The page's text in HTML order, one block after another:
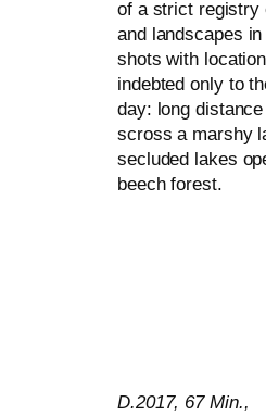
of a strict regis­try
and land­scapes
shots with
indeb­ted only to
day: long
scross a mars­hy
secluded lakes
beech forest.
D.2017, 67 Min.,